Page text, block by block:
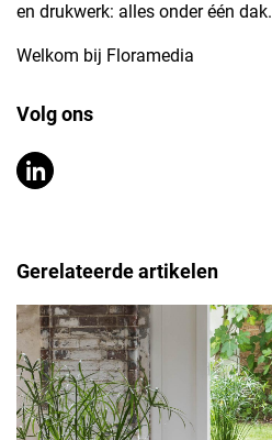
en drukwerk: alles onder één dak.
Welkom bij Floramedia
Volg ons
Gerelateerde artikelen